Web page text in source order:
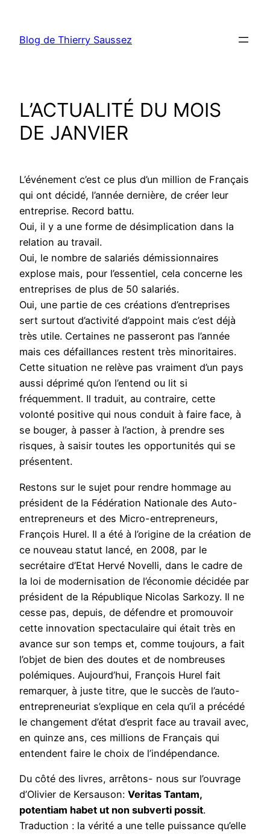
contenu
Blog de Thierry Saussez
L’ACTUALITÉ DU MOIS
DE JANVIER
L’événement c’est ce plus d’un million de Français
qui ont décidé, l’année dernière, de créer leur
entreprise. Record battu.
Oui, il y a une forme de désimplication dans la
relation au travail.
Oui, le nombre de salariés démissionnaires
explose mais, pour l’essentiel, cela concerne les
entreprises de plus de 50 salariés.
Oui, une partie de ces créations d’entreprises
sert surtout d’activité d’appoint mais c’est déjà
très utile. Certaines ne passeront pas l’année
mais ces défaillances restent très minoritaires.
Cette situation ne relève pas vraiment d’un pays
aussi déprimé qu’on l’entend ou lit si
fréquemment. Il traduit, au contraire, cette
volonté positive qui nous conduit à faire face, à
se bouger, à passer à l’action, à prendre ses
risques, à saisir toutes les opportunités qui se
présentent.
Restons sur le sujet pour rendre hommage au
président de la Fédération Nationale des Auto-
entrepreneurs et des Micro-entrepreneurs,
François Hurel. Il a été à l’origine de la création de
ce nouveau statut lancé, en 2008, par le
secrétaire d’Etat Hervé Novelli, dans le cadre de
la loi de modernisation de l’économie décidée par
président de la République Nicolas Sarkozy. Il ne
cesse pas, depuis, de défendre et promouvoir
cette innovation spectaculaire qui était très en
avance sur son temps et, comme toujours, a fait
l’objet de bien des doutes et de nombreuses
polémiques. Aujourd’hui, François Hurel fait
remarquer, à juste titre, que le succès de l’auto-
entrepreneuriat s’explique en cela qu’il a précédé
le changement d’état d’esprit face au travail avec,
en quinze ans, ces millions de Français qui
entendent faire le choix de l’indépendance.
Du côté des livres, arrêtons- nous sur l’ouvrage
d’Olivier de Kersauson: Veritas Tantam,
potentiam habet ut non subverti possit.
Traduction : la vérité a une telle puissance qu’elle